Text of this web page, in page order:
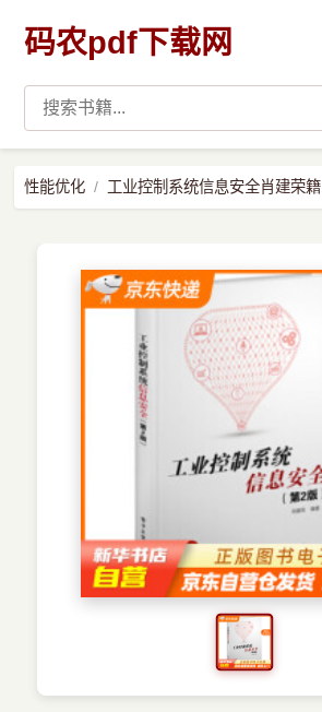
码农pdf下载网
新兴语言
预订书籍
性能优化 工业控制系统信息安全肖建荣籍